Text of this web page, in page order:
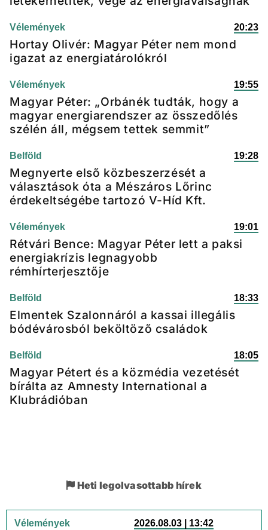
Vélemények 20:23
Hortay Olivér: Magyar Péter nem mond
igazat az energiatárolókról
Vélemények 19:55
Magyar Péter: „Orbánék tudták, hogy a
magyar energiarendszer az összedőlés
szélén áll, mégsem tettek semmit”
Belföld 19:28
Megnyerte első közbeszerzését a
választások óta a Mészáros Lőrinc
érdekeltségébe tartozó V-Híd Kft.
Vélemények 19:01
Rétvári Bence: Magyar Péter lett a paksi
energiakrízis legnagyobb
rémhírterjesztője
Belföld 18:33
Elmentek Szalonnáról a kassai illegális
bódévárosból beköltöző családok
Belföld 18:05
Magyar Pétert és a közmédia vezetését
bírálta az Amnesty International a
Klubrádióban
Heti legolvasottabb hírek
Vélemények 2026.08.03 | 13:42